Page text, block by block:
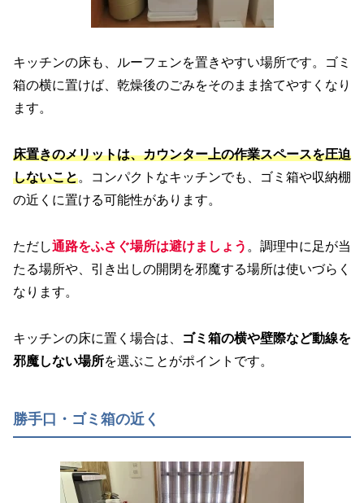
キッチンの床も、ルーフェンを置きやすい場所です。ゴミ
箱の横に置けば、乾燥後のごみをそのまま捨てやすくなり
ます。
床置きのメリットは、カウンター上の作業スペースを圧迫
しないこと。コンパクトなキッチンでも、ゴミ箱や収納棚
の近くに置ける可能性があります。
ただし通路をふさぐ場所は避けましょう 。調理中に足が当
たる場所や、引き出しの開閉を邪魔する場所は使いづらく
なります。
キッチンの床に置く場合は、
ゴミ箱の横や壁際など動線を
邪魔しない場所を選ぶことがポイントです。
勝手口・ゴミ箱の近く